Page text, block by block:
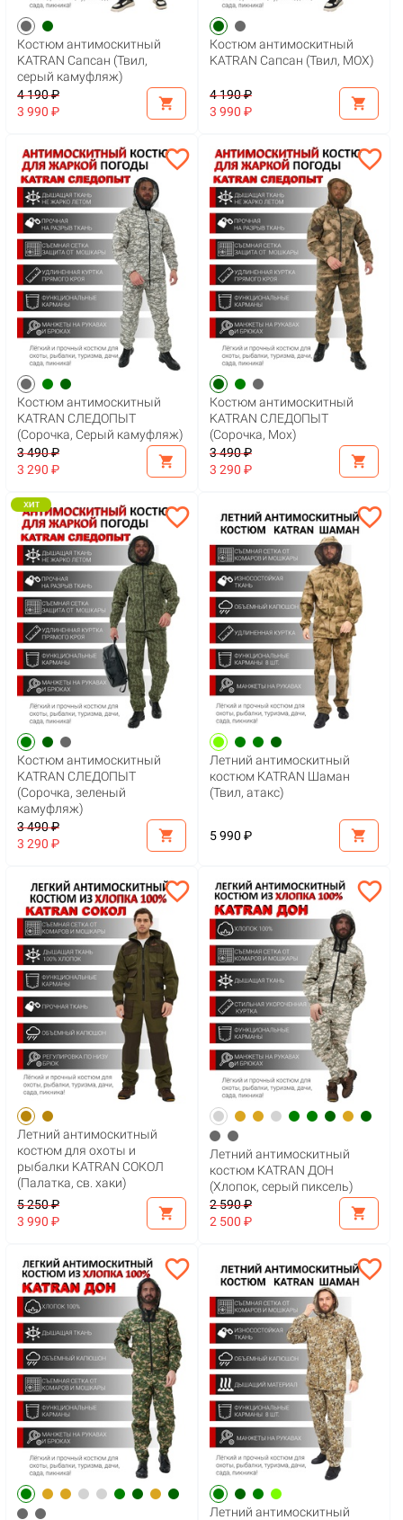
Костюм антимоскитный
KATRAN Сапсан (Твил,
серый камуфляж)
4 190 ₽
3 990 ₽
shopping_cart
Костюм антимоскитный
KATRAN Сапсан (Твил, МОХ)
4 190 ₽
3 990 ₽
shopping_cart
favorite_border
Костюм антимоскитный
KATRAN СЛЕДОПЫТ
(Сорочка, Серый камуфляж)
3 490 ₽
3 290 ₽
shopping_cart
favorite_border
Костюм антимоскитный
KATRAN СЛЕДОПЫТ
(Сорочка, Мох)
3 490 ₽
3 290 ₽
shopping_cart
favorite_border
Костюм антимоскитный
KATRAN СЛЕДОПЫТ
(Сорочка, зеленый
камуфляж)
3 490 ₽
3 290 ₽
shopping_cart
favorite_border
Летний антимоскитный
костюм KATRAN Шаман
(Твил, атакс)
5 990 ₽ shopping_cart
favorite_border
Летний антимоскитный
костюм для охоты и
рыбалки KATRAN СОКОЛ
(Палатка, св. хаки)
5 250 ₽
3 990 ₽
shopping_cart
favorite_border
Летний антимоскитный
костюм KATRAN ДОН
(Хлопок, серый пиксель)
2 590 ₽
2 500 ₽
shopping_cart
favorite_border favorite_border
Летний антимоскитный